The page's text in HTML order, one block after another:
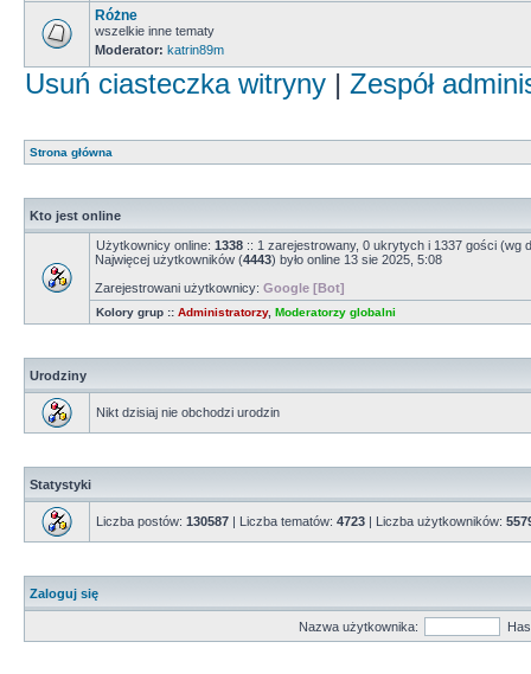
Różne
wszelkie inne tematy
Moderator: katrin89m
Usuń ciasteczka witryny | Zespół
Strona główna
Kto jest online
Użytkownicy online: 1338 :: 1 zarejestrowany, 0 ukrytych i 1337 gości (wg
Najwięcej użytkowników (4443) było online 13 sie 2025, 5:08
Zarejestrowani użytkownicy: Google [Bot]
Kolory grup :: Administratorzy, Moderatorzy globalni
Urodziny
Nikt dzisiaj nie obchodzi urodzin
Statystyki
Liczba postów: 130587 | Liczba tematów: 4723 | Liczba użytkowników:
Zaloguj się
Nazwa użytkownika: